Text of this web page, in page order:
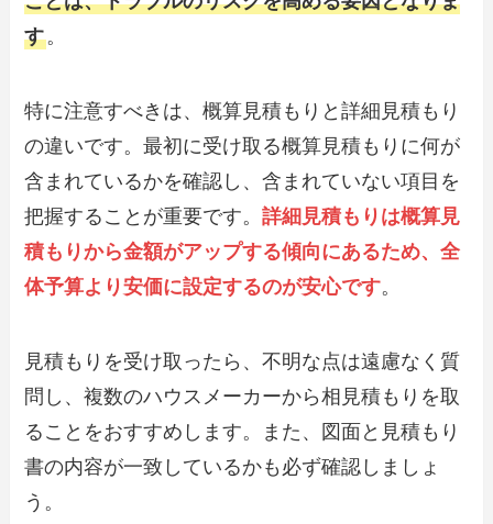
す。
特に注意すべきは、概算見積もりと詳細見積もり
の違いです。最初に受け取る概算見積もりに何が
含まれているかを確認し、含まれていない項目を
把握することが重要です。詳細見積もりは概算見
積もりから金額がアップする傾向にあるため、全
体予算より安価に設定するのが安心です。
見積もりを受け取ったら、不明な点は遠慮なく質
問し、複数のハウスメーカーから相見積もりを取
ることをおすすめします。また、図面と見積もり
書の内容が一致しているかも必ず確認しましょ
う。